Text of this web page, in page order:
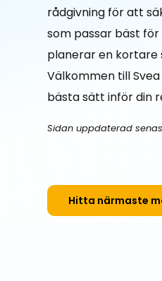
rådgivning för att
som passar bäst för
planerar en kortare
Välkommen till
bästa sätt inför din
Sidan uppdaterad
Hitta närmaste